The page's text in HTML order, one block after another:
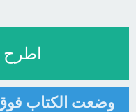
اطرح
وضعت الكتاب